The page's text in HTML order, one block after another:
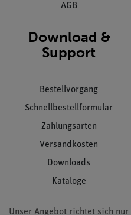
AGB
Download &
Support
Bestellvorgang
Schnellbestellformular
Zahlungsarten
Versandkosten
Downloads
Kataloge
Unser Angebot richtet sich